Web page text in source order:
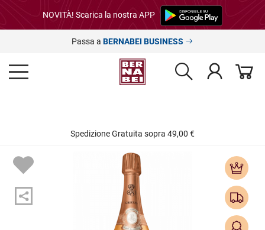
NOVITÀ! Scarica la nostra APP
Passa a BERNABEI BUSINESS
Spedizione Gratuita sopra 49,00 €